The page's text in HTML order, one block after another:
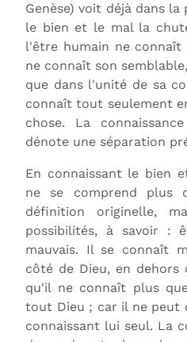
Genèse) voit déjà dans
le bien et le mal la
l'être humain ne connaît
ne connaît son
que dans l'unité de sa
connaît tout seulement
chose. La
dénote une séparation
En connaissant le bien
ne se comprend plus
définition originelle,
possibilités, à savoir :
mauvais. Il se connaît
côté de Dieu, en dehors
qu'il ne connaît plus
tout Dieu ; car il ne peut
connaissant lui seul. La